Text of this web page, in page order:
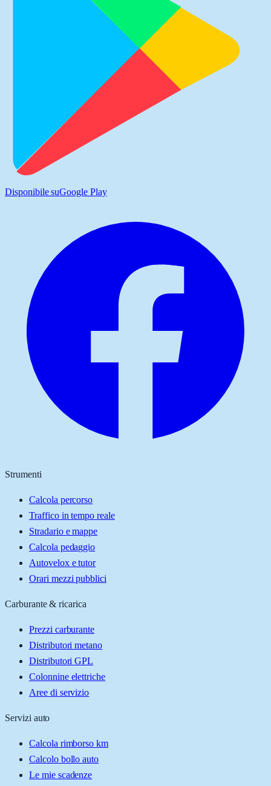
Disponibile suGoogle Play
Strumenti
Calcola percorso
Traffico in tempo reale
Stradario e mappe
Calcola pedaggio
Autovelox e tutor
Orari mezzi pubblici
Carburante & ricarica
Prezzi carburante
Distributori metano
Distributori GPL
Colonnine elettriche
Aree di servizio
Servizi auto
Calcola rimborso km
Calcolo bollo auto
Le mie scadenze